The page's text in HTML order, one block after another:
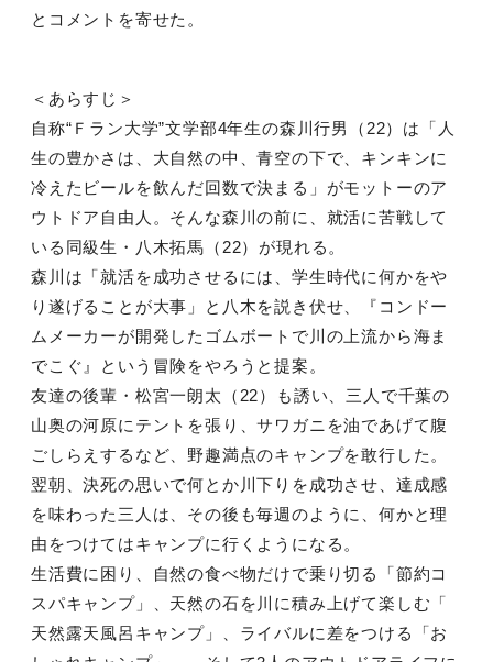
とコメントを寄せた。
＜あらすじ＞
自称“Ｆラン大学”文学部4年生の森川行男（22）は「人
生の豊かさは、大自然の中、青空の下で、キンキンに
冷えたビールを飲んだ回数で決まる」がモットーのア
ウトドア自由人。そんな森川の前に、就活に苦戦して
いる同級生・八木拓馬（22）が現れる。
森川は「就活を成功させるには、学生時代に何かをや
り遂げることが大事」と八木を説き伏せ、『コンドー
ムメーカーが開発したゴムボートで川の上流から海ま
でこぐ』という冒険をやろうと提案。
友達の後輩・松宮一朗太（22）も誘い、三人で千葉の
山奥の河原にテントを張り、サワガニを油であげて腹
ごしらえするなど、野趣満点のキャンプを敢行した。
翌朝、決死の思いで何とか川下りを成功させ、達成感
を味わった三人は、その後も毎週のように、何かと理
由をつけてはキャンプに行くようになる。
生活費に困り、自然の食べ物だけで乗り切る「節約コ
スパキャンプ」、天然の石を川に積み上げて楽しむ「
天然露天風呂キャンプ」、ライバルに差をつける「お